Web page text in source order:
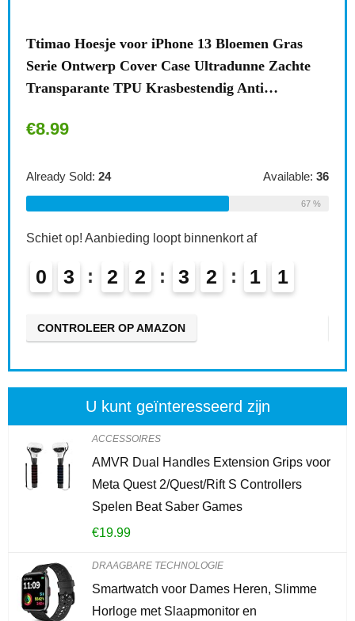
Ttimao Hoesje voor iPhone 13 Bloemen Gras
Serie Ontwerp Cover Case Ultradunne Zachte
Transparante TPU Krasbestendig Anti…
€8.99
Already Sold: 24 Available: 36
67 %
Schiet op! Aanbieding loopt binnenkort af
0 3 2 2 3 2
0
9
CONTROLEER OP AMAZON
U kunt geïnteresseerd zijn
ACCESSOIRES
AMVR Dual Handles Extension Grips voor
Meta Quest 2/Quest/Rift S Controllers
Spelen Beat Saber Games
€19.99
DRAAGBARE TECHNOLOGIE
Smartwatch voor Dames Heren, Slimme
Horloge met Slaapmonitor en